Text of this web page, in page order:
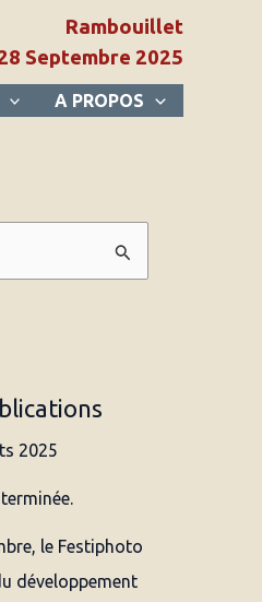
Rambouillet
Septembre 2025
A PROPOS
2025
le Festiphoto
développement